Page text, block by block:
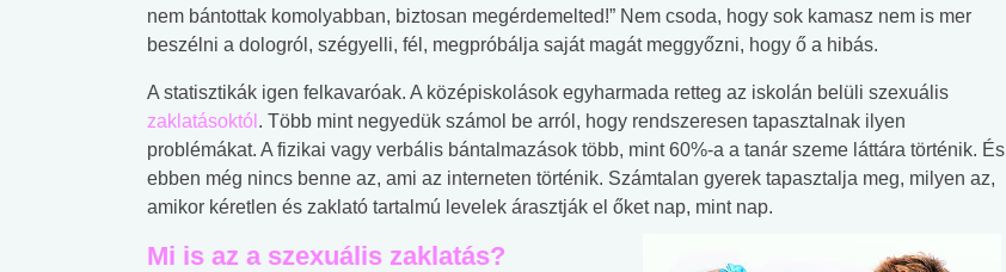
nem bántottak komolyabban, biztosan megérdemelted!” Nem csoda, hogy sok kamasz nem is mer
beszélni a dologról, szégyelli, fél, megpróbálja saját magát meggyőzni, hogy ő a hibás.
A statisztikák igen felkavaróak. A középiskolások egyharmada retteg az iskolán belüli szexuális
zaklatásoktól . Több mint negyedük számol be arról, hogy rendszeresen tapasztalnak ilyen
problémákat. A fizikai vagy verbális bántalmazások több, mint 60%-a a tanár szeme láttára történik. És
ebben még nincs benne az, ami az interneten történik. Számtalan gyerek tapasztalja meg, milyen az,
amikor kéretlen és zaklató tartalmú levelek árasztják el őket nap, mint nap.
Mi is az a szexuális zaklatás?